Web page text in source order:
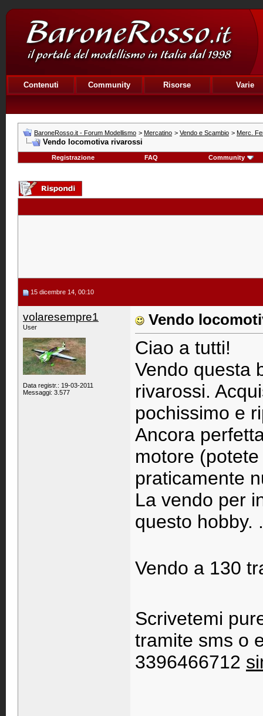
Contenuti Community Risorse Varie
BaroneRosso.it - Forum Modellismo > Mercatino > Vendo e Scambio > Merc.
Vendo locomotiva rivarossi
Registrazione FAQ Community
15 dicembre 14, 00:10
volaresempre1
User
Data registr.: 19-03-2011
Messaggi: 3.577
Vendo
Ciao a tutti!
Vendo questa
rivarossi.
pochissimo e
Ancora
motore
praticamente
La vendo per
questo hobby.
Vendo a 130
Scrivetemi
tramite sms o
3396466712